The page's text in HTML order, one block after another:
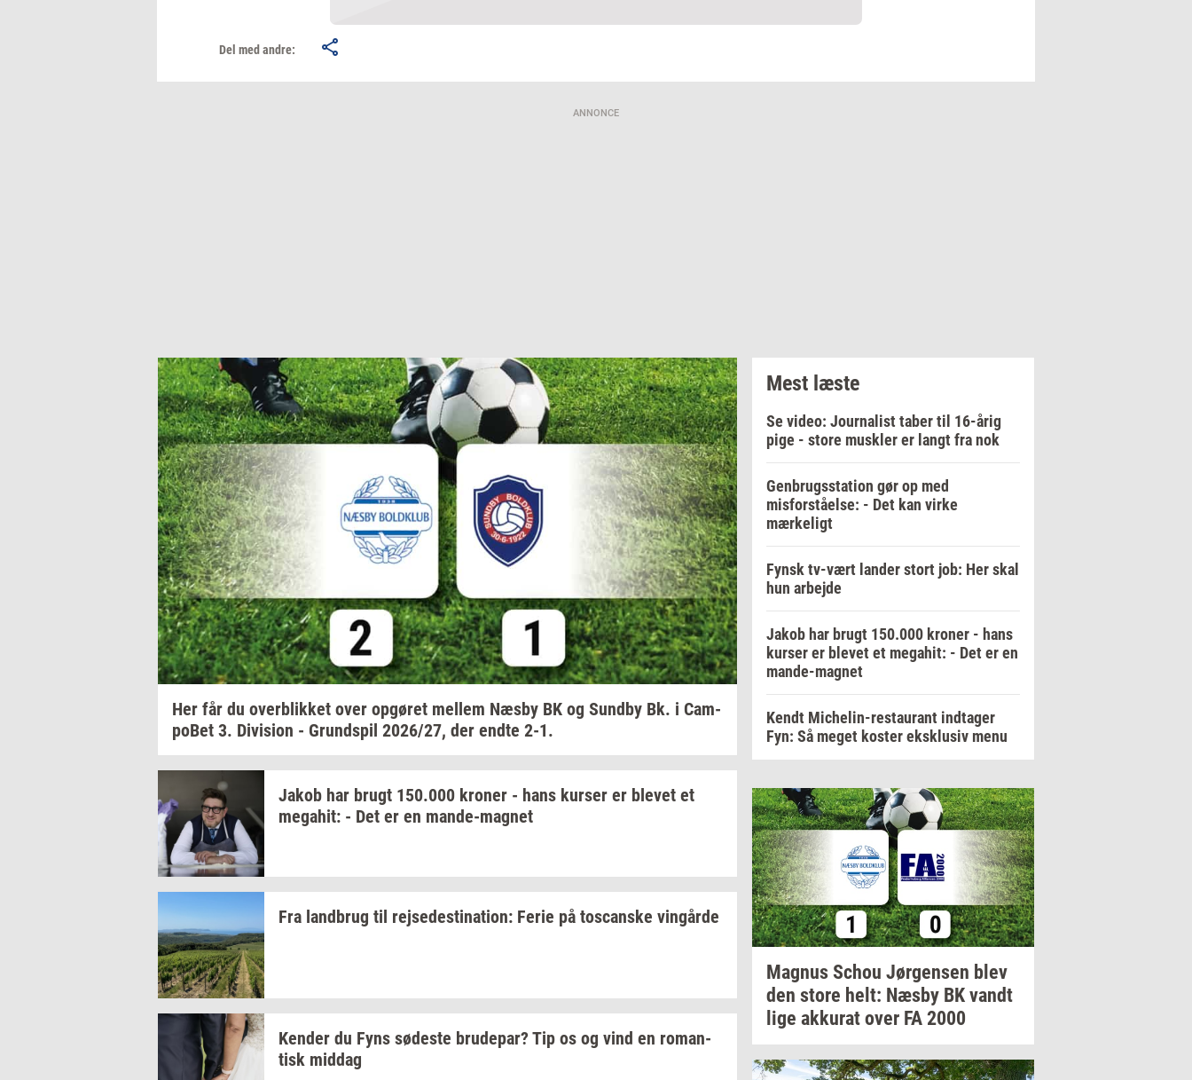
Del med andre:
ANNONCE
Her får du over­blik­ket over op­gø­ret mel­lem Næsby BK og Sund­by Bk. i Cam­
po­Bet 3. Di­vi­sion - Grund­spil 2026/27, der endte 2-1.
Jakob har brugt 150.000 kro­ner - hans kur­ser er ble­vet et
me­ga­hit: - Det er en mande-​magnet
Fra land­brug til rej­se­desti­na­tion: Ferie på toscan­ske vin­går­de
Ken­der du Fyns sø­de­ste bru­de­par?Tip os og vind en ro­man­
tisk mid­dag
Mest læste
Se video: Journalist taber til 16-årig
pige - store muskler er langt fra nok
Genbrugsstation gør op med
misforståelse: - Det kan virke
mærkeligt
Fynsk tv-vært lander stort job: Her skal
hun arbejde
Jakob har brugt 150.000 kroner - hans
kurser er blevet et megahit: - Det er en
mande-magnet
Kendt Michelin-restaurant indtager
Fyn: Så meget koster eksklusiv menu
Magnus Schou Jør­gen­sen blev
den store helt: Næsby BK vandt
lige ak­ku­rat over FA 2000